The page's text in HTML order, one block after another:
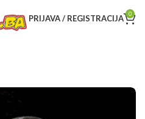
PRIJAVA / REGISTRACIJA 0